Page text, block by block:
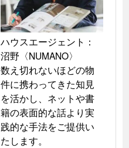
ハウスエージェント：
沼野〈NUMANO〉
数え切れないほどの物
件に携わってきた知見
を活かし、ネットや書
籍の表面的な話より実
践的な手法をご提供い
たします。